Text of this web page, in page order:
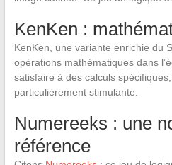
KenKen :
KenKen, une variante enrichie du
opérations mathématiques dans
satisfaire à des calculs
particulièrement stimulante.
Numereeks : une
référence